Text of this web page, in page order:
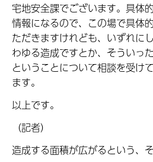
宅地安全課でございます。具体
情報になるので、この場で具体
ただきますけれども、いずれに
わゆる造成ですとか、そういっ
ということについて相談を受け
ます。
以上です。
（記者）
造成する面積が広がるという、